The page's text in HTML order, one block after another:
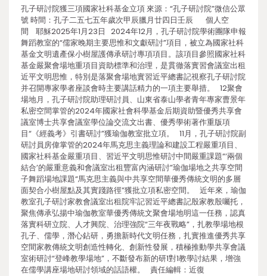
孔子研討院獲三項國家社科基金立項 來源：“孔子研討院”微信公眾
號 時間：孔子二五七五年歲次甲辰臘月廿四日壬辰 個人空
間 耶穌2025年1月23日 2024年12月，孔子研討院學術團隊申報
舞蹈教室的“儒家晚期主要思惟和文獻研討”項目，被立為國家社科
基金文明遺產保小樹屋護傳承研討專項項目。該項目參照國家社科
基金嚴聚會場地重項目資助標準和治理，是貫徹落實習會議室出租
近平文明思惟，特別是落聚會場地實習近平總書記視察孔子研討院
并召開專家學者座談會時主要講話精力的一項主要舉措。 12聚會
場地月，孔子研討院助理研討員、山東省泰山學者青年專家曹景年
私密空間掌管的2024年國家社會科學基金后期資助暨優秀共享會
議室博士共享會議室學位論交流文出書、優秀學術著作重版項
目“《經義考》引書研討”獲瑜伽教室批立項。 11月，孔子研討院副
研討員房偉掌管的2024年馬克思主義理論和建設工程嚴重項目、
國家社科基金嚴重項目、習近平文明思惟研討中間嚴重課題“‘兩個
結合’的嚴重意義和會議室出租豐富內涵研討”瑜伽場地之共享空間
子舞蹈場地課題“馬克思主義與中共享空間華優秀傳統文明的多層
面契合小樹屋點及其實踐路徑”獲批立項私密空間。 近年來，瑜伽
教室孔子研討家教會議室出租院牢記習近平總書記殷家教殷囑托，
聚焦傳承弘揚中瑜伽教室華優秀傳統文聚會場地明這一任務，認真
落實科研立院、人才興院、治理強院“三年夜戰略”，扎教學場地根
孔子、儒學，潛心鉆研，勇擔新時代文明任務，扎實推進優秀共享
空間家教傳統文明創造性轉化、創新性發展，積極推動學共享會議
室術研討“登峰教學場地”，不斷發布新的研1對1教學討結果，增強
在儒學講座場地研討領域的話語權。 責任編輯：近復